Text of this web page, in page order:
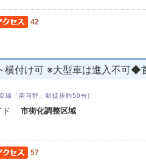
42
付け可 ※大型車は進入不可◆
線「南与野」駅徒歩約50分)
ド 市街化調整区域
57